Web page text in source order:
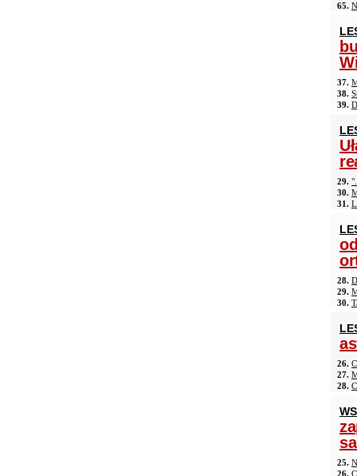
65.
37.
38.
39.
29.
30.
31.
28.
29.
30.
26.
27.
28.
25.
26.